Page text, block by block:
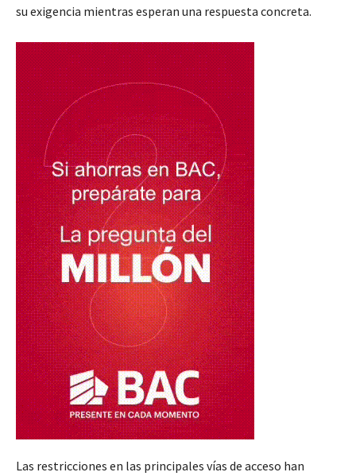
su exigencia mientras esperan una respuesta concreta.
Las restricciones en las principales vías de acceso han